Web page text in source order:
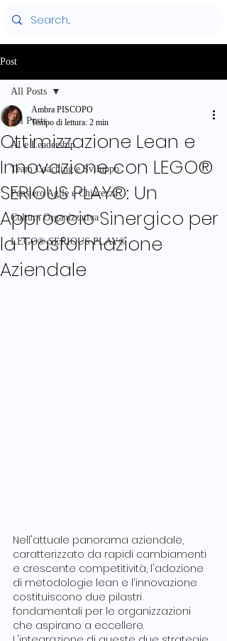
Post
All Posts
AI e Leadership
Team Coaching e Sviluppo
Pensiero Agile e Chiarezza
Cultura Organizzativa
LEGO® SERIOUS PLAY®
All Posts
Ottimizzazione Lean e
Innovazione con LEGO®
SERIOUS PLAY®: Un
Approccio Sinergico per
la Trasformazione
Aziendale
Ambra PISCOPO
Tempo di lettura: 2 min
Nell'attuale panorama aziendale,
caratterizzato da rapidi cambiamenti
e crescente competitività, l'adozione
di metodologie lean e l'innovazione
costituiscono due pilastri
fondamentali per le organizzazioni
che aspirano a eccellere.